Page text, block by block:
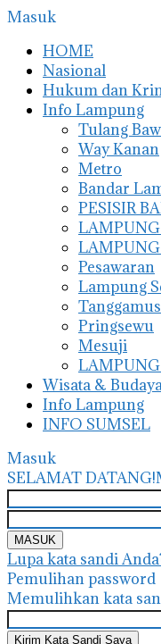
Masuk
HOME
Nasional
Hukum dan
Info Lampung
Tulang
Way Kanan
Metro
Bandar
PESISIR
Pesawaran
Lampung
Tanggamus
Pringsewu
Mesuji
Wisata &
Info Lampung
INFO SUMSEL
Masuk
SELAMAT DATANG!
Lupa kata sandi
Pemulihan password
Memulihkan kata